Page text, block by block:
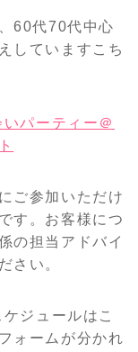
60代70代中心
していますこち
パーティー＠
ご参加いただけ
す。お客様につ
の担当アドバイ
さい。
ジュールはこ
ォームが分かれ